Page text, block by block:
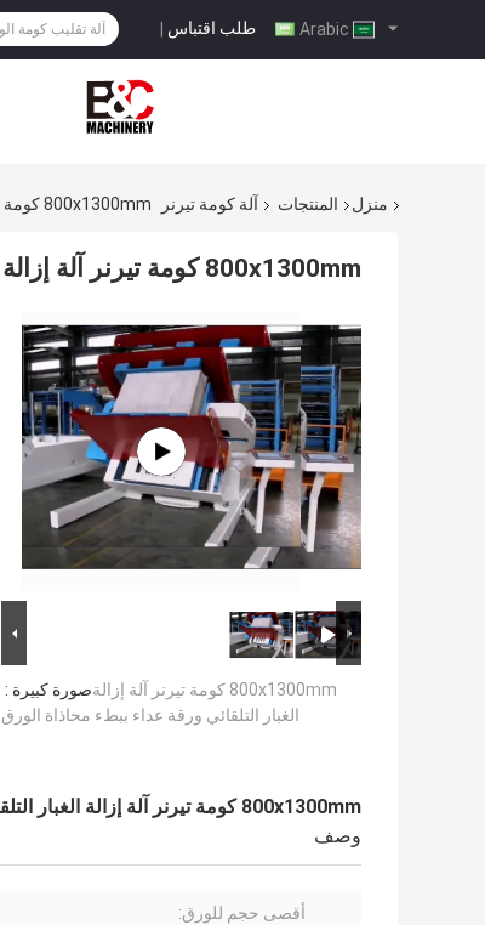
طلب اقتباس |
منزل المنتجات آلة كومة تيرنر 800x1300mm كومة تيرنر آلة إزالة الغبار التلقائي ورقة عداء ببطء محاذاة الورق
800x1300mm كومة تيرنر آلة إزالة الغبار التلقائي ورقة عداء ببطء محاذاة الورق
صورة كبيرة :800x1300mm كومة تيرنر آلة إزالة
الغبار التلقائي ورقة عداء ببطء محاذاة الورق
800x1300mm كومة تيرنر آلة إزالة الغبار التلقائي ورقة عداء ببطء محاذاة الورق
وصف
أقصى حجم للورق: